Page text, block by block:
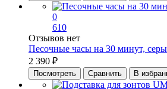
0
610
Отзывов нет
Песочные часы на 30 минут,
2 390 ₽
Посмотреть Сравнить В